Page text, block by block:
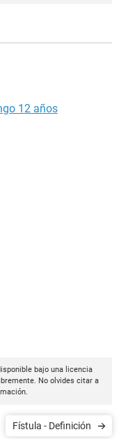
12 años
bajo una licencia
No olvides citar a
Fístula - Definición